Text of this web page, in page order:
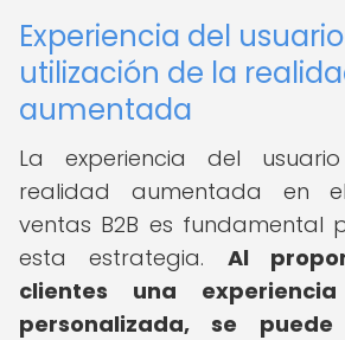
Experiencia del
utilización de la
aumentada
La experiencia del
realidad aumentada en
ventas B2B es fundamental
esta estrategia. Al
clientes una
personalizada, se